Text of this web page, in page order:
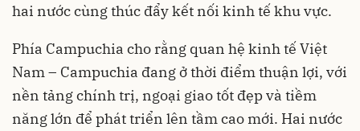
hai nước cùng thúc đẩy kết nối kinh tế khu vực.
Phía Campuchia cho rằng quan hệ kinh tế Việt
Nam – Campuchia đang ở thời điểm thuận lợi, với
nền tảng chính trị, ngoại giao tốt đẹp và tiềm
năng lớn để phát triển lên tầm cao mới. Hai nước